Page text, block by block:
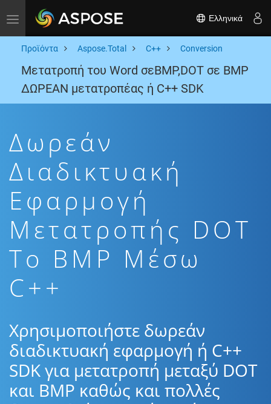
Toggle navigation Ελληνικά
Προϊόντα Aspose.Total C++ Conversion
Μετατροπή του Word σεBMP,DOT σε BMP
ΔΩΡΕΑΝ μετατροπέας ή C++ SDK
Δωρεάν
Διαδικτυακή
Εφαρμογή
Μετατροπής DOT
To BMP Μέσω
C++
Χρησιμοποιήστε δωρεάν
διαδικτυακή εφαρμογή ή C++
SDK για μετατροπή μεταξύ DOT
και BMP καθώς και πολλές